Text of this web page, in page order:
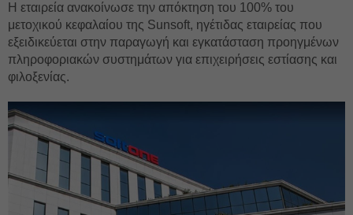
Η εταιρεία ανακοίνωσε την απόκτηση του 100% του
μετοχικού κεφαλαίου της Sunsoft, ηγέτιδας εταιρείας που
εξειδικεύεται στην παραγωγή και εγκατάσταση προηγμένων
πληροφοριακών συστημάτων για επιχειρήσεις εστίασης και
φιλοξενίας.